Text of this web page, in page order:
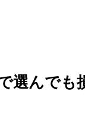
選んでも